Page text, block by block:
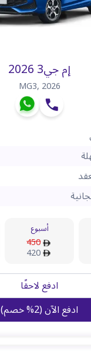
إم جي3 2026
MG3,2026
أسبوع
450
420
ادفع لاحقًا
ادفع الآن(
2
%خصم)